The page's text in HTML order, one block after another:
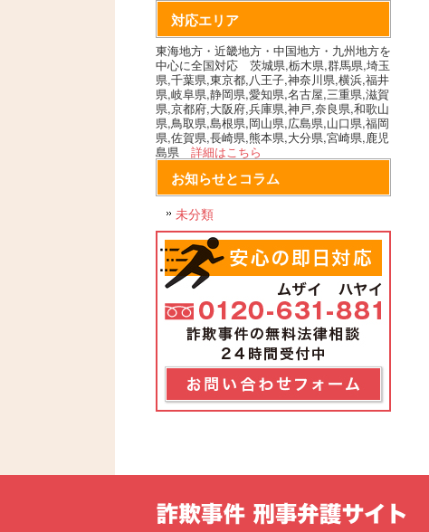
対応エリア
東海地方・近畿地方・中国地方・九州地方を
中心に全国対応 茨城県,栃木県,群馬県,埼玉
県,千葉県,東京都,八王子,神奈川県,横浜,福井
県,岐阜県,静岡県,愛知県,名古屋,三重県,滋賀
県,京都府,大阪府,兵庫県,神戸,奈良県,和歌山
県,鳥取県,島根県,岡山県,広島県,山口県,福岡
県,佐賀県,長崎県,熊本県,大分県,宮崎県,鹿児
島県 詳細はこちら
お知らせとコラム
未分類